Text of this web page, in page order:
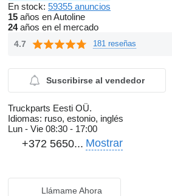
En stock: 59355 anuncios
15 años en Autoline
24años en el mercado
4.7 181 reseñas
Suscribirse al vendedor
Truckparts Eesti OÜ.
Idiomas: ruso, estonio, inglés
Lun - Vie 08:30 - 17:00
+372 5650... Mostrar
Llámame Ahora